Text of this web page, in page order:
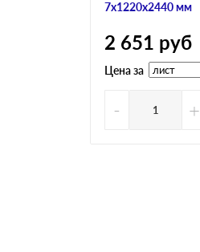
7х1220х2440 мм
2 651 руб
Цена за
- +